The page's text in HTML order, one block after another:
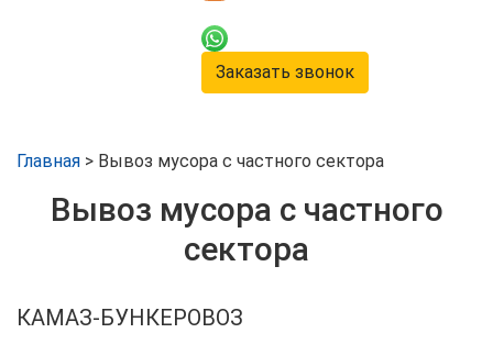
Заказать звонок
Главная > Вывоз мусора с частного сектора
Вывоз мусора с частного
сектора
КАМАЗ-БУНКЕРОВОЗ